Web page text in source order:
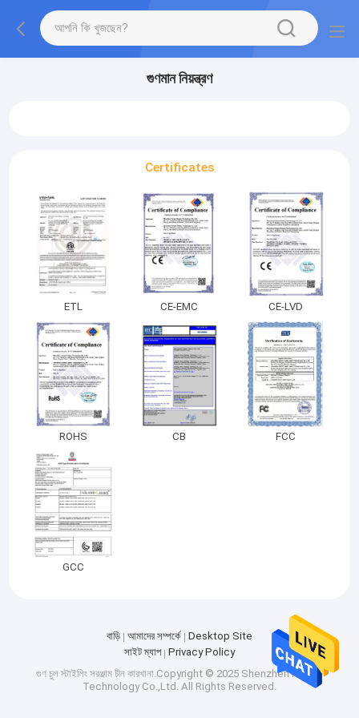
গুণমান নিয়ন্ত্রণ
Certificates
ETL CE-EMC CE-LVD
ROHS CB FCC
GCC
বাড়ি আমাদের সম্পর্কে
Desktop Site
সাইট ম্যাপ
Privacy Policy
গুণ চুল স্টাইলিং সরঞ্জাম চীন কারখানা.Copyright © 2025 Shenzhen Mesky
Technology Co.,Ltd. All Rights Reserved.